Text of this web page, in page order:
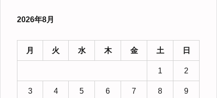
2026年8月
月 火 水 木 金 土 日
1 2
3 4 5 6 7 8 9